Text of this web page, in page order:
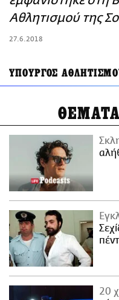
ΑΜΠΑ
Αθλητισμού της
27.6.2018
ΥΠΟΥΡΓΟΣ
ΘΕΜΑΤΑ
20